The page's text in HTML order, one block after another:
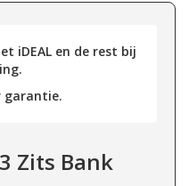
iDEAL en de rest bij
garantie.
Zits Bank